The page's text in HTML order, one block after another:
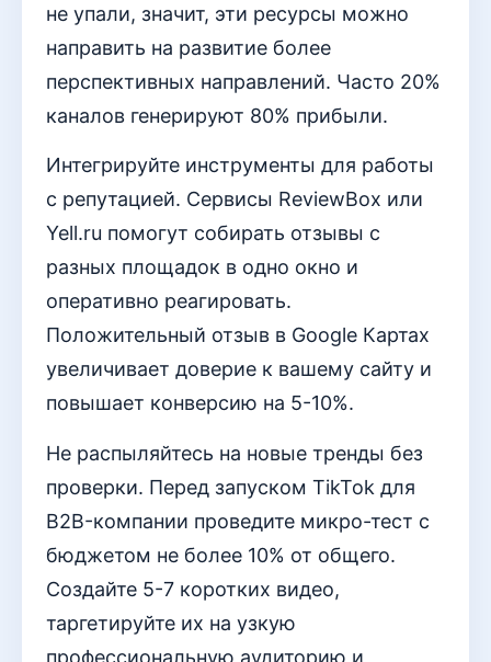
не упали, значит, эти ресурсы можно
направить на развитие более
перспективных направлений. Часто 20%
каналов генерируют 80% прибыли.
Интегрируйте инструменты для работы
с репутацией. Сервисы ReviewBox или
Yell.ru помогут собирать отзывы с
разных площадок в одно окно и
оперативно реагировать.
Положительный отзыв в Google Картах
увеличивает доверие к вашему сайту и
повышает конверсию на 5-10%.
Не распыляйтесь на новые тренды без
проверки. Перед запуском TikTok для
B2B-компании проведите микро-тест с
бюджетом не более 10% от общего.
Создайте 5-7 коротких видео,
таргетируйте их на узкую
профессиональную аудиторию и